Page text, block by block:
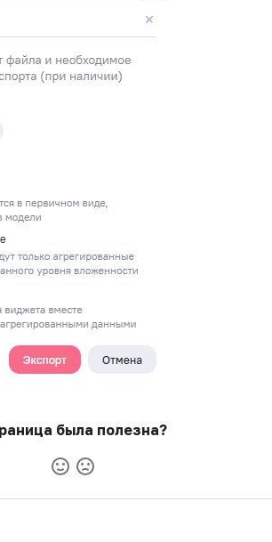
была полезна?